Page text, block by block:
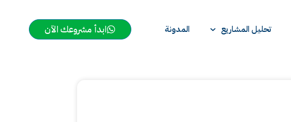
تحليل المشاريع المدونة ابدأ مشروعك الآن